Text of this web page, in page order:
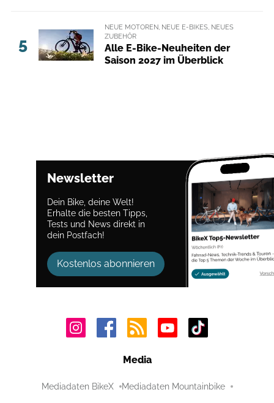
5
NEUE MOTOREN, NEUE E-BIKES, NEUES
ZUBEHÖR
Alle E-Bike-Neuheiten der
Saison 2027 im Überblick
Newsletter
Dein Bike, deine Welt!
Erhalte die besten Tipps,
Tests und News direkt in
dein Postfach!
Kostenlos abonnieren
Media
Mediadaten BikeX Mediadaten Mountainbike